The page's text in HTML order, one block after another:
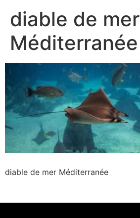
diable de mer
Méditerranée
diable de mer Méditerranée